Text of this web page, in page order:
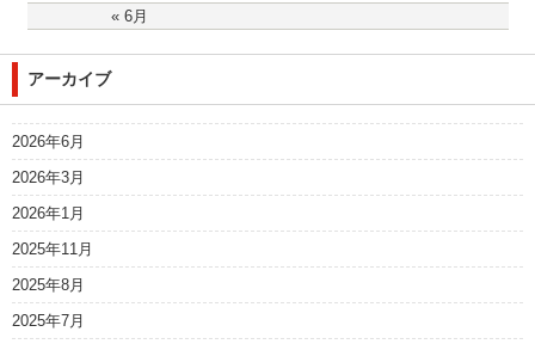
« 6月
アーカイブ
2026年6月
2026年3月
2026年1月
2025年11月
2025年8月
2025年7月